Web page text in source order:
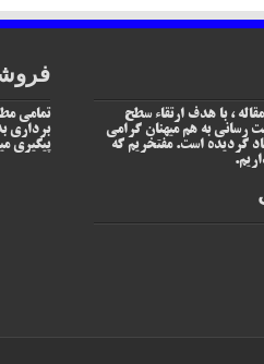
، با هدف ارتقاء سطح
رسانی به هم میهنان گرامی
1 بهمن 1394 ایجاد گردیده است. مفتخریم که
تمامی
برداری
پیگیری